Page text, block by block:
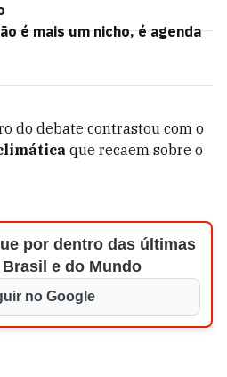
é mais um nicho, é agenda
do debate contrastou com o
que recaem sobre o
por dentro das últimas
e do Mundo
no Google